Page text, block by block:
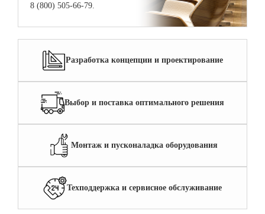
8 (800) 505-66-79.
Разработка концепции и проектирование
Выбор и поставка оптимального решения
Монтаж и пусконаладка оборудования
Техподдержка и сервисное обслуживание